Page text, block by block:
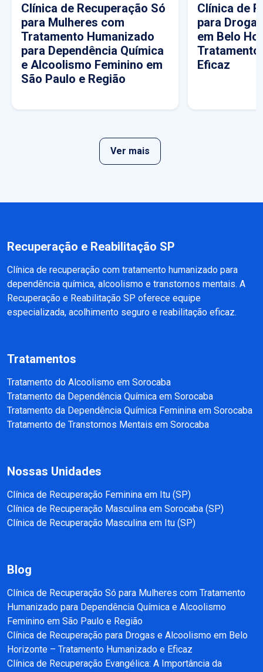
Clínica de Recuperação Só
para Mulheres com
Tratamento Humanizado
para Dependência Química
e Alcoolismo Feminino em
São Paulo e Região
Clínica de
para
em Belo
Tratamento
Eficaz
Ver mais
Recuperação e Reabilitação SP
Clínica de recuperação com tratamento humanizado para
dependência química, alcoolismo e transtornos mentais. A
Recuperação e Reabilitação SP oferece equipe
especializada, acolhimento seguro e reabilitação eficaz.
Tratamentos
Tratamento do Alcoolismo em Sorocaba
Tratamento da Dependência Química em Sorocaba
Tratamento da Dependência Química Feminina em Sorocaba
Tratamento de Transtornos Mentais em Sorocaba
Nossas Unidades
Clínica de Recuperação Feminina em Itu (SP)
Clínica de Recuperação Masculina em Sorocaba (SP)
Clínica de Recuperação Masculina em Itu (SP)
Blog
Clínica de Recuperação Só para Mulheres com Tratamento
Humanizado para Dependência Química e Alcoolismo
Feminino em São Paulo e Região
Clínica de Recuperação para Drogas e Alcoolismo em Belo
Horizonte – Tratamento Humanizado e Eficaz
Clínica de Recuperação Evangélica: A Importância da